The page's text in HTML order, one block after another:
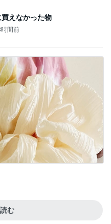
えなかった物
時間前
む